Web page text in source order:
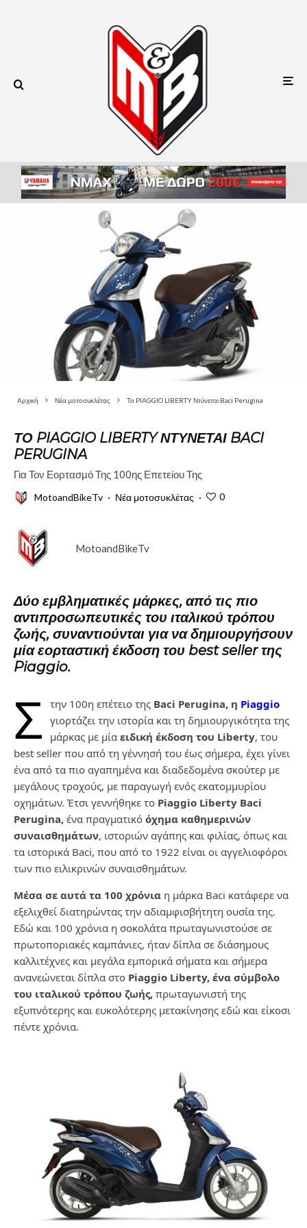
Αρχική Νέα μοτοσυκλέτας Το PIAGGIO LIBERTY Ντύνεται Baci Perugina
ΤΟ PIAGGIO LIBERTY ΝΤΎΝΕΤΑΙ BACI
PERUGINA
Για Τον Εορτασμό Της 100ης Επετείου Της
MotoandBikeTv · Νέα μοτοσυκλέτας · 0
MotoandBikeTv
Δύο εμβληματικές μάρκες, από τις πιο
αντιπροσωπευτικές του ιταλικού τρόπου
ζωής, συναντιούνται για να δημιουργήσουν
μία εορταστική έκδοση του best seller της
Piaggio.
Σ την 100η επέτειο της Baci Perugina, η Piaggio
γιορτάζει την ιστορία και τη δημιουργικότητα της
μάρκας με μία ειδική έκδοση του Liberty, του
best seller που από τη γέννησή του έως σήμερα, έχει γίνει
ένα από τα πιο αγαπημένα και διαδεδομένα σκούτερ με
μεγάλους τροχούς, με παραγωγή ενός εκατομμυρίου
οχημάτων. Έτσι γεννήθηκε το Piaggio Liberty Baci
Perugina, ένα πραγματικό όχημα καθημερινών
συναισθημάτων, ιστοριών αγάπης και φιλίας, όπως και
τα ιστορικά Baci, που από το 1922 είναι οι αγγελιοφόροι
των πιο ειλικρινών συναισθημάτων.
Μέσα σε αυτά τα 100 χρόνια η μάρκα Baci κατάφερε να
εξελιχθεί διατηρώντας την αδιαμφισβήτητη ουσία της.
Εδώ και 100 χρόνια η σοκολάτα πρωταγωνιστούσε σε
πρωτοποριακές καμπάνιες, ήταν δίπλα σε διάσημους
καλλιτέχνες και μεγάλα εμπορικά σήματα και σήμερα
ανανεώνεται δίπλα στο Piaggio Liberty, ένα σύμβολο
του ιταλικού τρόπου ζωής, πρωταγωνιστή της
εξυπνότερης και ευκολότερης μετακίνησης εδώ και είκοσι
πέντε χρόνια.